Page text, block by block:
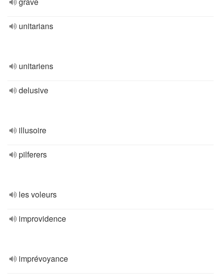
unitarians
unitariens
delusive
illusoire
pilferers
les voleurs
improvidence
imprévoyance